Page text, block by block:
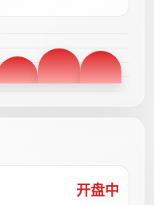
开盘中